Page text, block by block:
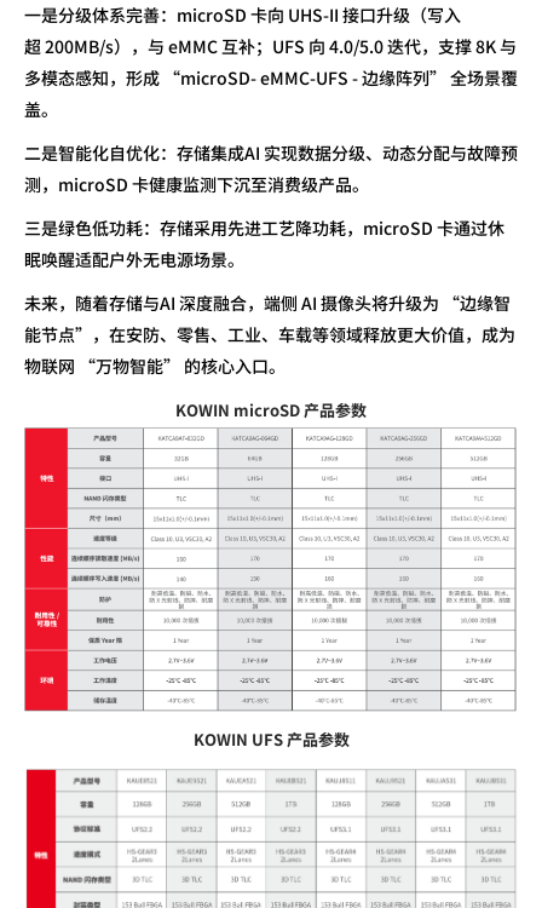
一是分级体系完善： microSD 卡向 UHS-II 接口升级（写入
超 200MB/s），与 eMMC 互补； UFS 向 4.0/5.0迭代，支撑8K与
多模态感知，形成 “microSD- eMMC-UFS -边缘阵列” 全场景覆
盖。
二是智能化自优化：存储集成AI 实现数据分级、动态分配与故障预
测， microSD 卡健康监测下沉至消费级产品。
三是绿色低功耗：存储采用先进工艺降功耗， microSD 卡通过休
眠唤醒适配户外无电源场景。
未来，随着存储与AI 深度融合，端侧 AI 摄像头将升级为 “边缘智
能节点”，在安防、零售、工业、车载等领域释放更大价值，成为
物联网 “万物智能” 的核心入口。
KOWIN microSD 产品参数
KOWIN UFS 产品参数